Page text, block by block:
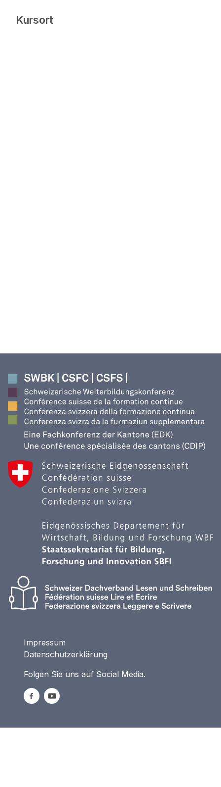
Kursort
Impressum
Datenschutzerklärung
Folgen Sie uns auf Social Media.